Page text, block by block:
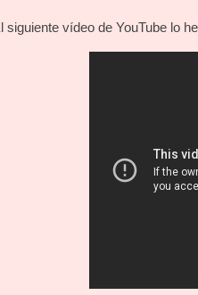
siguiente vídeo de YouTube lo